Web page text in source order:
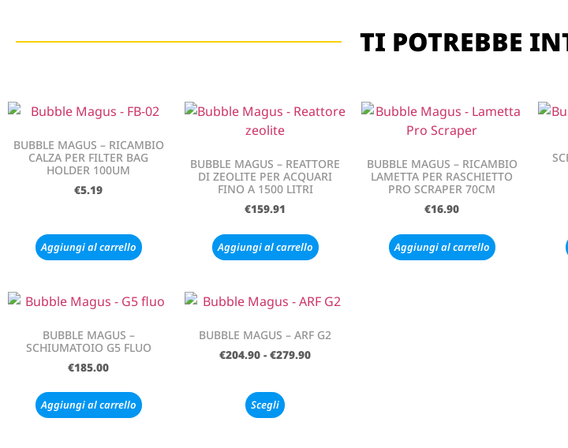
TI POTREBBE
BUBBLE MAGUS – RICAMBIO
CALZA PER FILTER BAG
HOLDER 100UM
€5.19
Aggiungi al carrello
BUBBLE MAGUS – REATTORE
DI ZEOLITE PER ACQUARI
FINO A 1500 LITRI
€159.91
Aggiungi al carrello
BUBBLE MAGUS – RICAMBIO
LAMETTA PER RASCHIETTO
PRO SCRAPER 70CM
€16.90
Aggiungi al carrello
BUBBLE MAGUS –
SCHIUMATOIO G5 FLUO
€185.00
Aggiungi al carrello
BUBBLE MAGUS – ARF G2
€204.90 - €279.90
Scegli